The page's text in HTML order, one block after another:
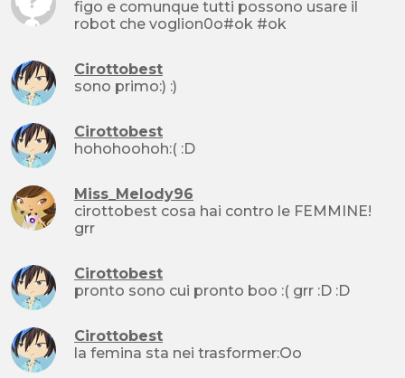
figo e comunque tutti possono usare il
robot che voglion0o#ok #ok
Cirottobest
sono primo:) :)
Cirottobest
hohohoohoh:( :D
Miss_Melody96
cirottobest cosa hai contro le FEMMINE!
grr
Cirottobest
pronto sono cui pronto boo :( grr :D :D
Cirottobest
la femina sta nei trasformer:Oo